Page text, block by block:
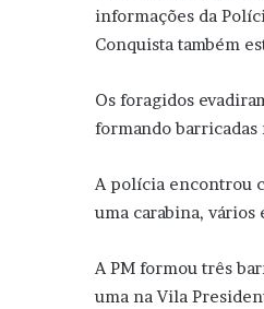
informações da
Conquista também
Os foragidos
formando barricadas
A polícia encontrou
uma carabina, vários
A PM formou três
uma na Vila